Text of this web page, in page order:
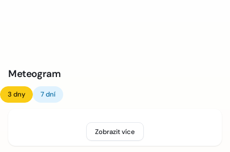
Meteogram
3 dny 7 dní
Zobrazit více